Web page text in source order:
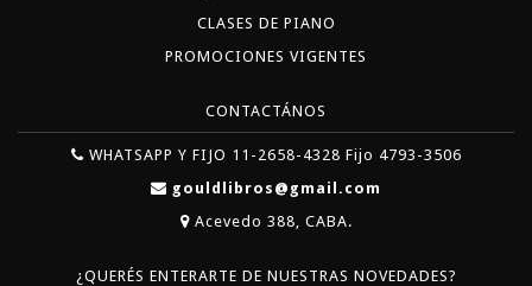
CLASES DE PIANO
PROMOCIONES VIGENTES
CONTACTÁNOS
WHATSAPP Y FIJO 11-2658-4328 Fijo 4793-3506
gouldlibros@gmail.com
Acevedo 388, CABA.
¿QUERÉS ENTERARTE DE NUESTRAS NOVEDADES?